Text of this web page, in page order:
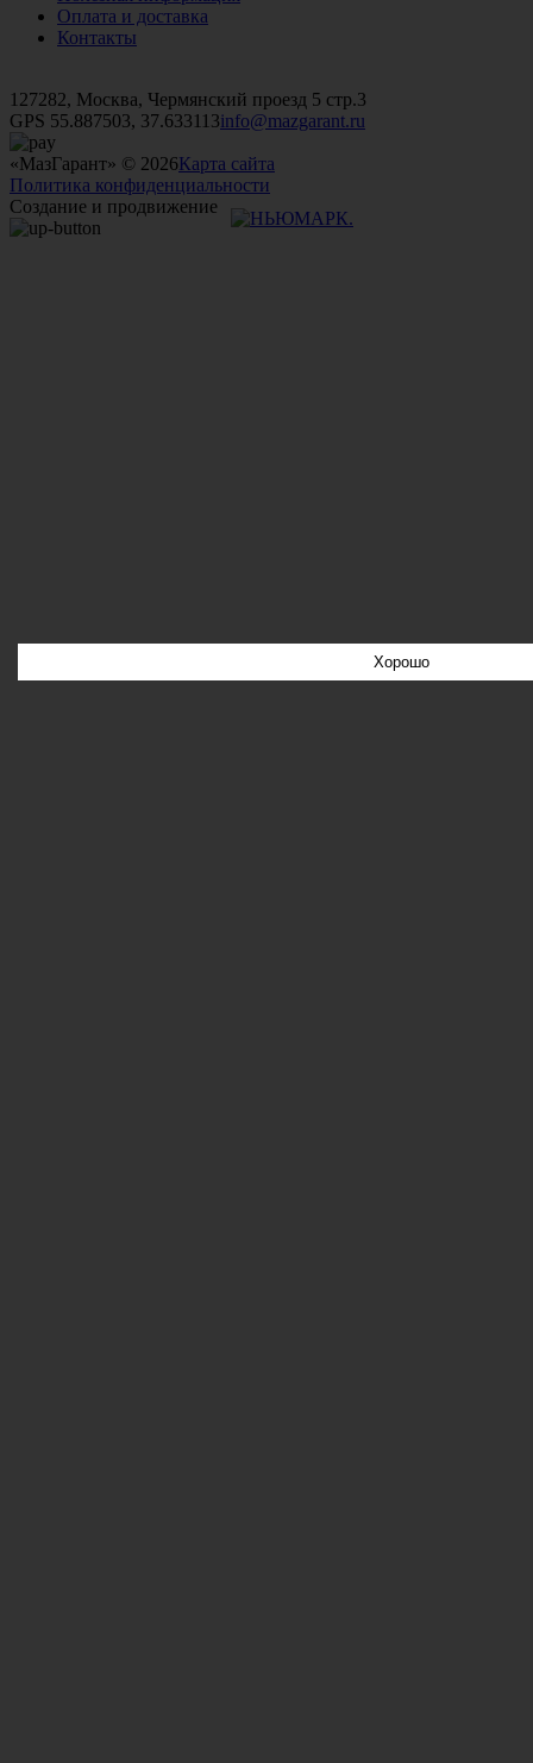
Оплата и доставка
Контакты
127282, Москва, Чермянский проезд 5 стр.3
GPS 55.887503, 37.633113info@mazgarant.ru
«МазГарант» © 2026Карта сайта
Политика конфиденциальности
Создание и продвижение
Хорошо